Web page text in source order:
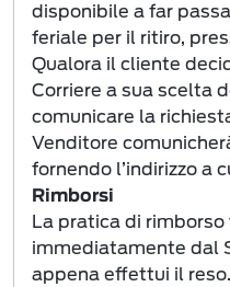
disponibile a far
feriale per il ritiro,
Qualora il cliente
Corriere a sua scelta
comunicare la
Venditore
fornendo l’indirizzo a
Rimborsi
La pratica di
immediatamente dal
appena effettui il reso.